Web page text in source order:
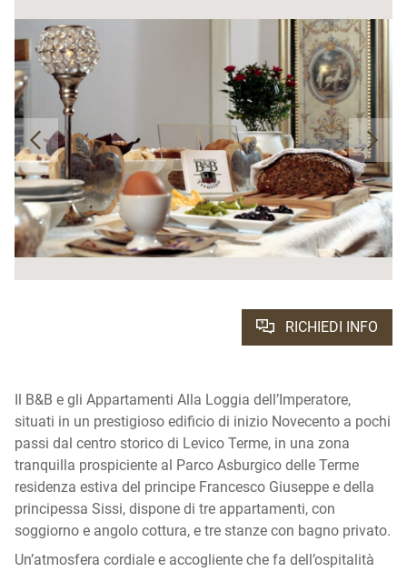
RICHIEDI INFO
Il B&B e gli Appartamenti Alla Loggia dell’Imperatore,
situati in un prestigioso edificio di inizio Novecento a pochi
passi dal centro storico di Levico Terme, in una zona
tranquilla prospiciente al Parco Asburgico delle Terme
residenza estiva del principe Francesco Giuseppe e della
principessa Sissi, dispone di tre appartamenti, con
soggiorno e angolo cottura, e tre stanze con bagno privato.
Un’atmosfera cordiale e accogliente che fa dell’ospitalità